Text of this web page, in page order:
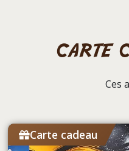
carte
Ces
Carte cadeau